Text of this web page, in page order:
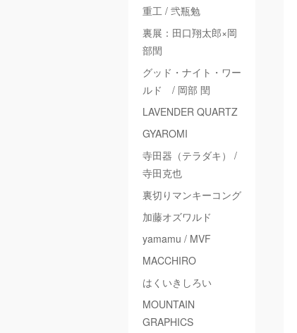
重工 / 弐瓶勉
裏展：田口翔太郎×岡
部閏
グッド・ナイト・ワー
ルド / 岡部 閏
LAVENDER QUARTZ
GYAROMI
寺田器（テラダキ） /
寺田克也
裏切りマンキーコング
加藤オズワルド
yamamu / MVF
MACCHIRO
はくいきしろい
MOUNTAIN
GRAPHICS